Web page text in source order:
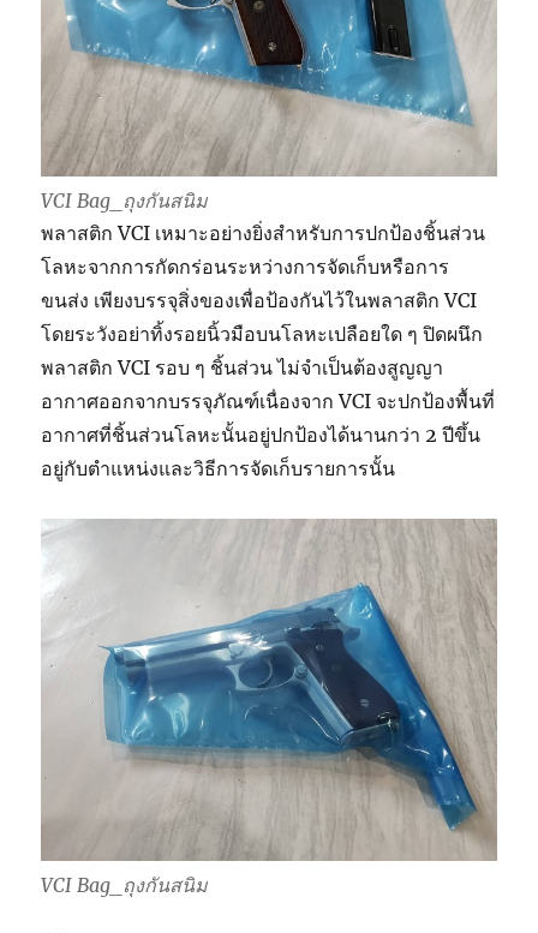
VCI Bag_ถุงกันสนิม
พลาสติก VCI เหมาะอย่างยิ่งสำหรับการปกป้องชิ้นส่วน
โลหะจากการกัดกร่อนระหว่างการจัดเก็บหรือการ
ขนส่ง เพียงบรรจุสิ่งของเพื่อป้องกันไว้ในพลาสติก VCI
โดยระวังอย่าทิ้งรอยนิ้วมือบนโลหะเปลือยใด ๆ ปิดผนึก
พลาสติก VCI รอบ ๆ ชิ้นส่วน ไม่จำเป็นต้องสูญญา
อากาศออกจากบรรจุภัณฑ์เนื่องจาก VCI จะปกป้องพื้นที่
อากาศที่ชิ้นส่วนโลหะนั้นอยู่ปกป้องได้นานกว่า 2 ปีขึ้น
อยู่กับตำแหน่งและวิธีการจัดเก็บรายการนั้น
VCI Bag_ถุงกันสนิม